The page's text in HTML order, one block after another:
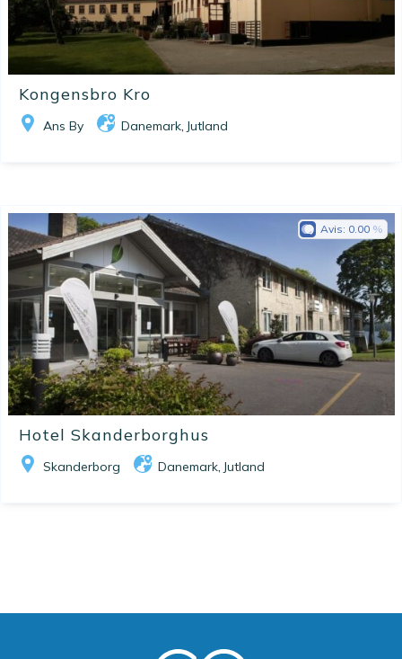
Kongensbro Kro
Ans By Danemark, Jutland
Hotel Skanderborghus
Skanderborg Danemark, Jutland
Avis: 0.00